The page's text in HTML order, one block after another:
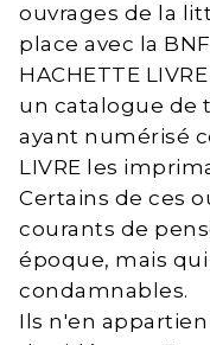
ouvrages de la
place avec la
HACHETTE
un catalogue de
ayant numérisé
LIVRE les
Certains de ces
courants de
époque, mais
condamnables.
Ils n'en